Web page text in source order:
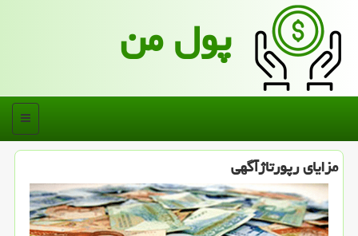
پول من
منو
مزایای رپورتاژآگهی